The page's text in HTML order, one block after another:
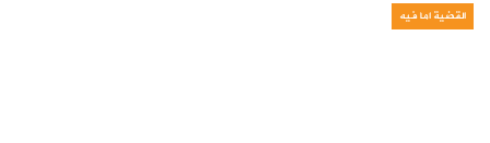
القضية اما فيه